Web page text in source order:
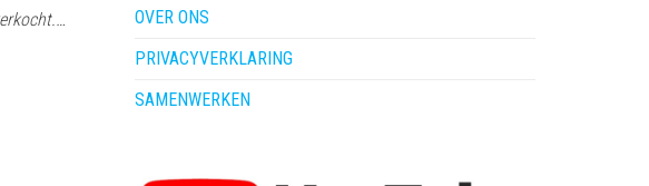
OVER ONS
PRIVACYVERKLARING
SAMENWERKEN